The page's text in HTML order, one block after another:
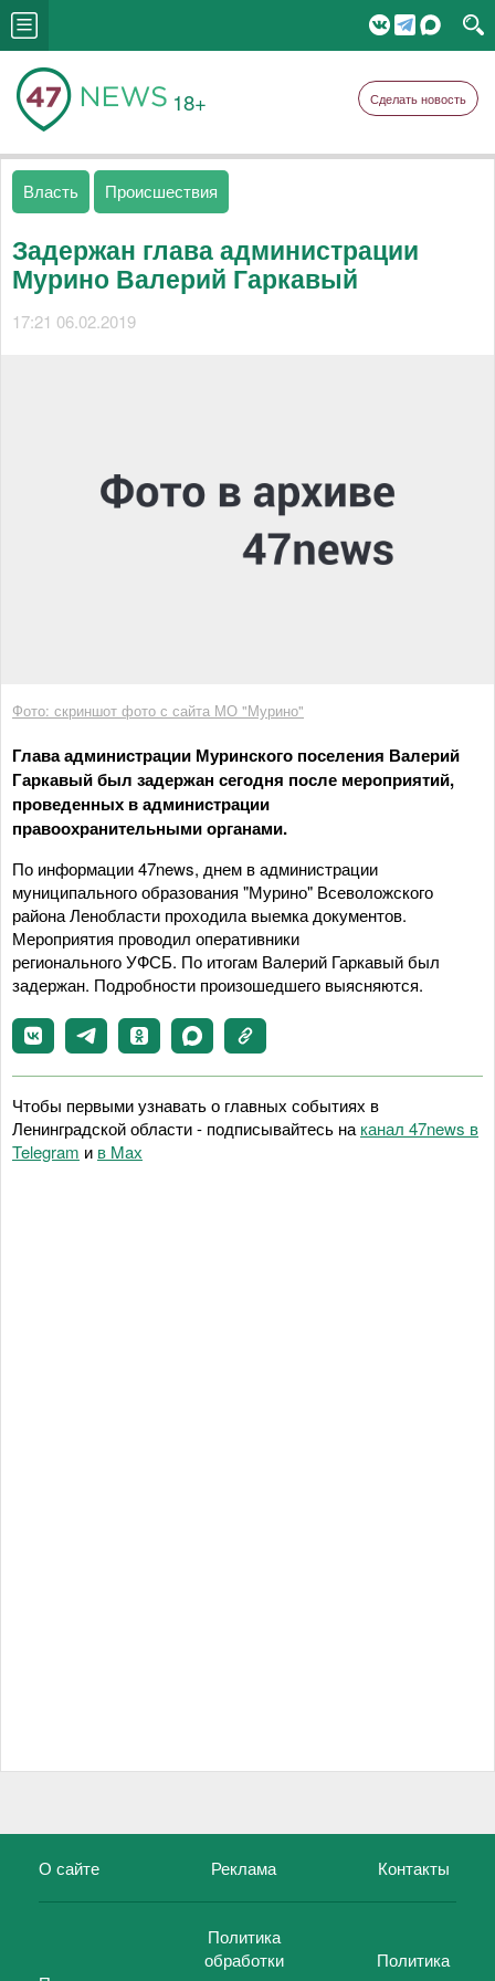
18+ Сделать новость
Власть Происшествия
Задержан глава администрации
Мурино Валерий Гаркавый
17:21 06.02.2019
Фото: скриншот фото с сайта МО "Мурино"
Глава администрации Муринского поселения Валерий
Гаркавый был задержан сегодня после мероприятий,
проведенных в администрации
правоохранительными органами.
По информации 47news, днем в администрации
муниципального образования "Мурино" Всеволожского
района Ленобласти проходила выемка документов.
Мероприятия проводил оперативники
регионального УФСБ. По итогам Валерий Гаркавый был
задержан. Подробности произошедшего выясняются.
Чтобы первыми узнавать о главных событиях в
Ленинградской области - подписывайтесь на канал 47news в
Telegram и в Maх
О сайте Реклама Контакты
Политика
обработки
Политика